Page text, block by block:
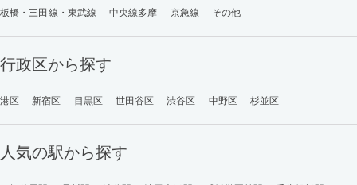
板橋・三田線・東武線
中央線多摩 京急線 その他
行政区から探す
港区 新宿区 目黒区 世田谷区 渋谷区 中野区 杉並区
人気の駅から探す